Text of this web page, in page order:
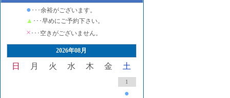
● ･･･余裕がございます。
▲ ･･･早めにご予約下さい。
× ･･･空きがございません。
2026年08月
日 月 火 水 木 金 土
1
●